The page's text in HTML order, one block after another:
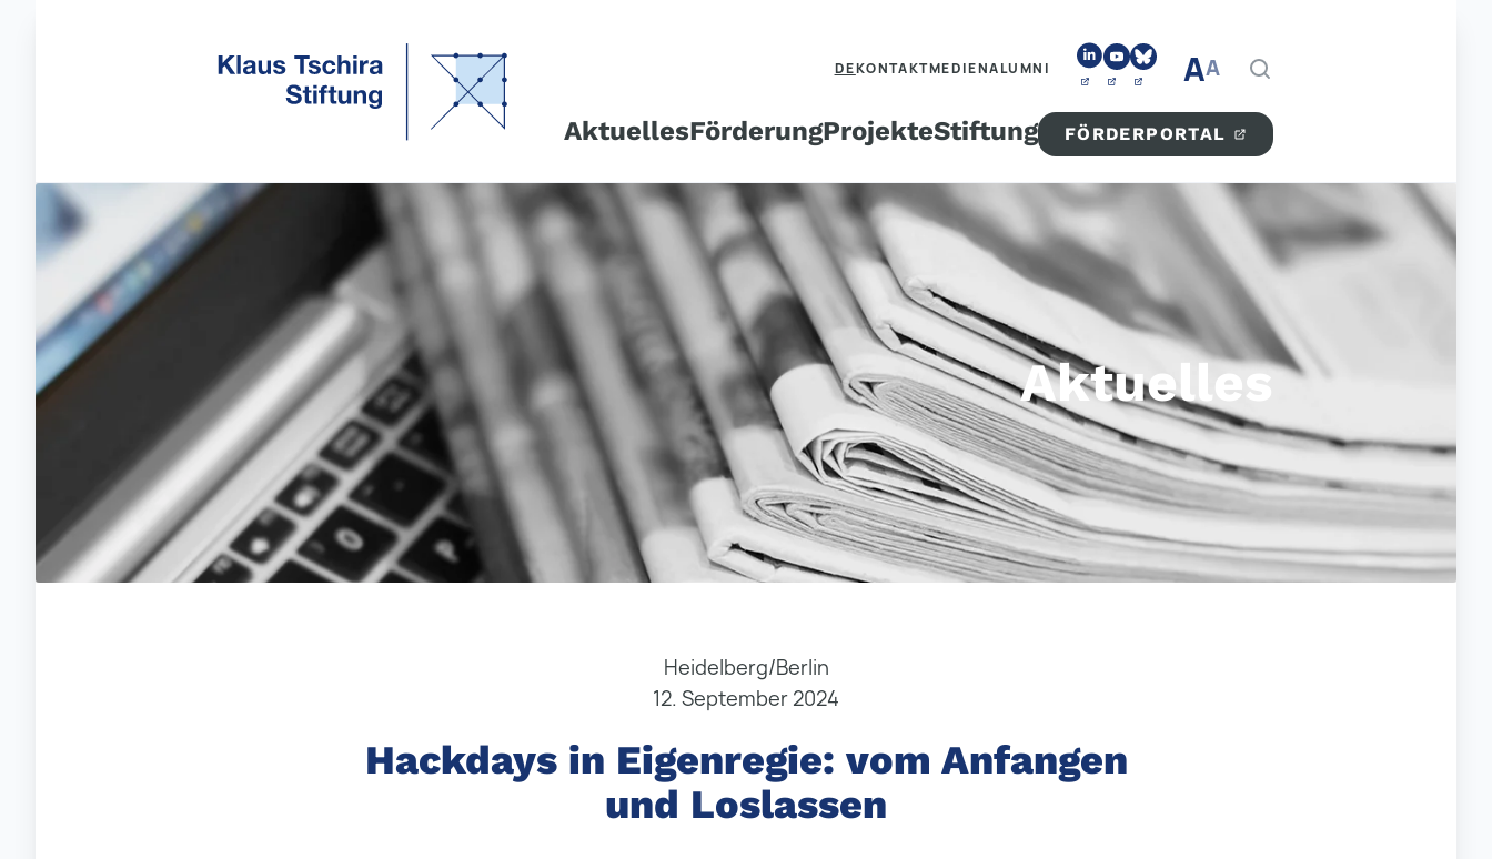
DEKONTAKTMEDIENALUMNI AA
AktuellesFörderungProjekteStiftung FÖRDERPORTAL
Aktuelles
Heidelberg/Berlin
12. September 2024
Hackdays in Eigenregie: vom Anfangen
und Loslassen